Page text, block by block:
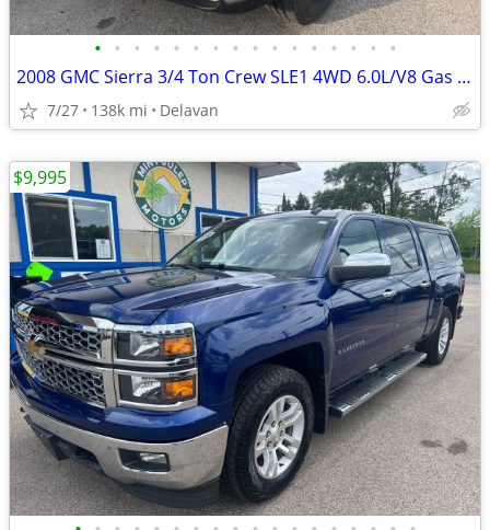
• • • • • • • • • • • • • • • •
2008 GMC Sierra 3/4 Ton Crew SLE1 4WD 6.0L/V8 Gas (New Leaf Springs!)
7/27 138k mi Delavan
$9,995